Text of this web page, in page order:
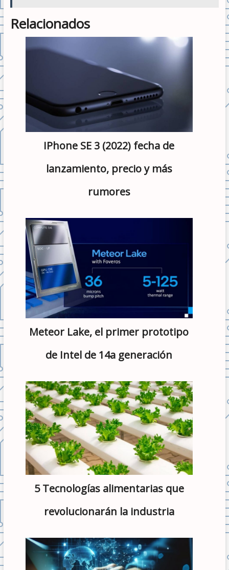
Relacionados
iPhone SE 3 (2022) fecha de
lanzamiento, precio y más
rumores
Meteor Lake, el primer prototipo
de Intel de 14a generación
5 Tecnologías alimentarias que
revolucionarán la industria